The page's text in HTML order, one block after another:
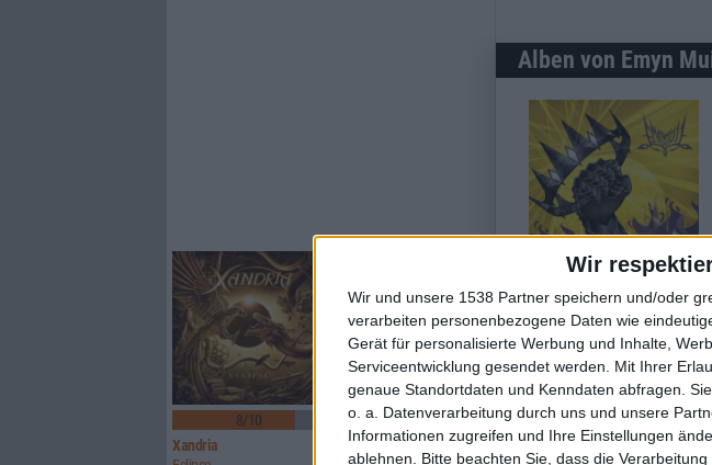
Wir
Wir und unsere 1538 Partner speichern und/oder
verarbeiten personenbezogene Daten wie
Gerät für personalisierte Werbung und Inhalte,
Serviceentwicklung gesendet werden.
Mit Ihrer
genaue Standortdaten und Kenndaten abfragen.
o. a. Datenverarbeitung durch uns und unsere
Informationen zugreifen und Ihre Einstellungen
ablehnen.
Bitte beachten Sie, dass die
Alben von Emyn
Review
Emyn Muil
1
Afar Angathfark
Konzertberichte
8/10
Xandria
1
8/10
Sinner